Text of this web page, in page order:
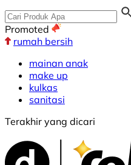
Promoted
rumah bersih
mainan anak
make up
kulkas
sanitasi
Terakhir yang dicari